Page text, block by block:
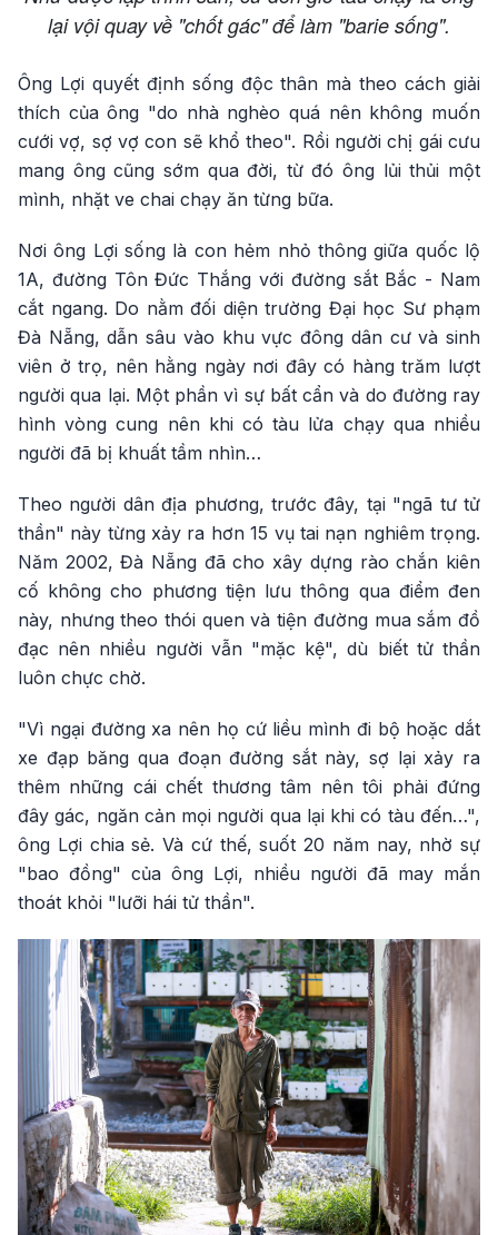
lại vội quay về "chốt gác" để làm "barie sống".
Ông Lợi quyết định sống độc thân mà theo cách giải
thích của ông "do nhà nghèo quá nên không muốn
cưới vợ, sợ vợ con sẽ khổ theo". Rồi người chị gái cưu
mang ông cũng sớm qua đời, từ đó ông lủi thủi một
mình, nhặt ve chai chạy ăn từng bữa.
Nơi ông Lợi sống là con hẻm nhỏ thông giữa quốc lộ
1A, đường Tôn Đức Thắng với đường sắt Bắc - Nam
cắt ngang. Do nằm đối diện trường Đại học Sư phạm
Đà Nẵng, dẫn sâu vào khu vực đông dân cư và sinh
viên ở trọ, nên hằng ngày nơi đây có hàng trăm lượt
người qua lại. Một phần vì sự bất cẩn và do đường ray
hình vòng cung nên khi có tàu lửa chạy qua nhiều
người đã bị khuất tầm nhìn…
Theo người dân địa phương, trước đây, tại "ngã tư tử
thần" này từng xảy ra hơn 15 vụ tai nạn nghiêm trọng.
Năm 2002, Đà Nẵng đã cho xây dựng rào chắn kiên
cố không cho phương tiện lưu thông qua điểm đen
này, nhưng theo thói quen và tiện đường mua sắm đồ
đạc nên nhiều người vẫn "mặc kệ", dù biết tử thần
luôn chực chờ.
"Vì ngại đường xa nên họ cứ liều mình đi bộ hoặc dắt
xe đạp băng qua đoạn đường sắt này, sợ lại xảy ra
thêm những cái chết thương tâm nên tôi phải đứng
đây gác, ngăn cản mọi người qua lại khi có tàu đến…",
ông Lợi chia sẻ. Và cứ thế, suốt 20 năm nay, nhờ sự
"bao đồng" của ông Lợi, nhiều người đã may mắn
thoát khỏi "lưỡi hái tử thần".